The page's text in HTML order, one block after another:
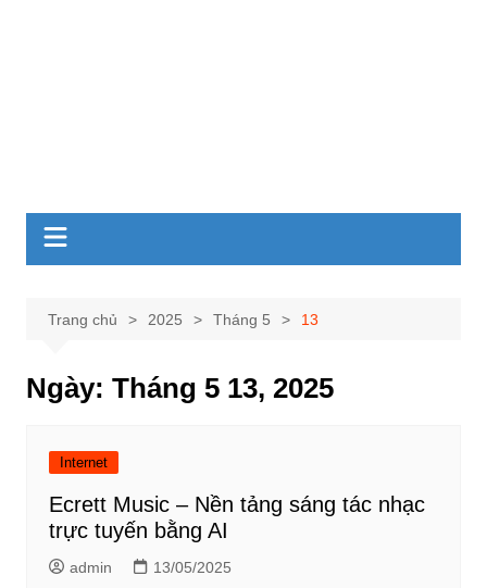
Trang chủ 2025 Tháng 5 13
Ngày: Tháng 5 13, 2025
Internet
Ecrett Music – Nền tảng sáng tác nhạc
trực tuyến bằng AI
admin 13/05/2025